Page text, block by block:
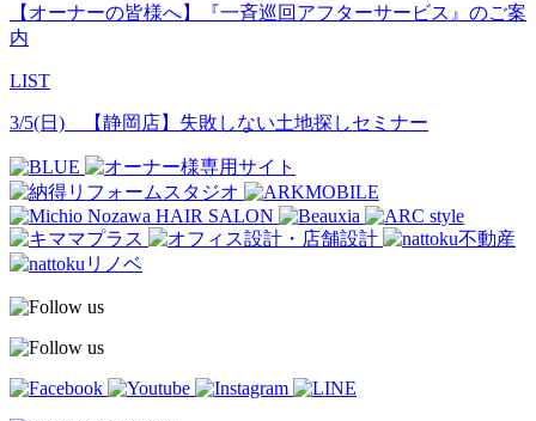
【オーナーの皆様へ】『一斉巡回アフターサービス』のご案
内
LIST
3/5(日) 【静岡店】失敗しない土地探しセミナー